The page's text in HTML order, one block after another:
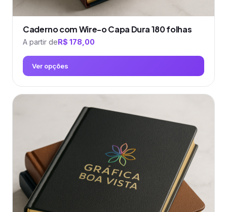
Caderno com Wire-o Capa Dura 180 folhas
A partir deR$ 178,00
Ver opções
Este
produto
variantes.
opções
podem
ser
escolhidas